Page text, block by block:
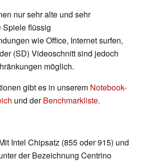
nur sehr alte und sehr
Spiele flüssig
wie Office, Internet surfen,
(SD) Videoschnitt sind jedoch
möglich.
gibt es in unserem Notebook-
und derBenchmarkliste.
Intel Chipsatz (855 oder 915) und
der Bezeichnung Centrino